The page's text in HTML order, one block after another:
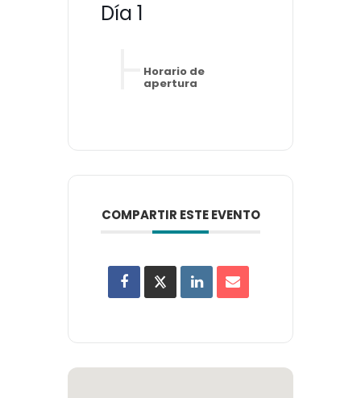
Día 1
Horario de
apertura
COMPARTIR ESTE EVENTO